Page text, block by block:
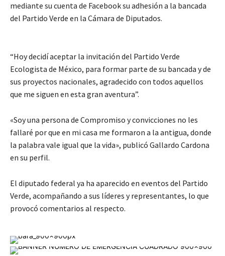
mediante su cuenta de Facebook su adhesión a la bancada
del Partido Verde en la Cámara de Diputados.
“Hoy decidí aceptar la invitación del Partido Verde
Ecologista de México, para formar parte de su bancada y de
sus proyectos nacionales, agradecido con todos aquellos
que me siguen en esta gran aventura”.
«Soy una persona de Compromiso y convicciones no les
fallaré por que en mi casa me formaron a la antigua, donde
la palabra vale igual que la vida», publicó Gallardo Cardona
en su perfil.
El diputado federal ya ha aparecido en eventos del Partido
Verde, acompañando a sus líderes y representantes, lo que
provocó comentarios al respecto.